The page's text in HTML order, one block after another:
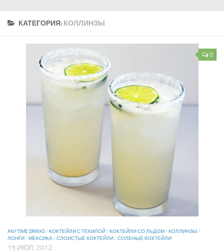
КАТЕГОРИЯ: КОЛЛИНЗЫ
0
ANY TIME DRINKS/ КОКТЕЙЛИ С ТЕКИЛОЙ / КОКТЕЙЛИ СО ЛЬДОМ / КОЛЛИНЗЫ /
ЛОНГИ / МЕКСИКА/СЛОИСТЫЕ КОКТЕЙЛИ /СОЛЕНЫЕ КОКТЕЙЛИ
19 ИЮЛ, 2012